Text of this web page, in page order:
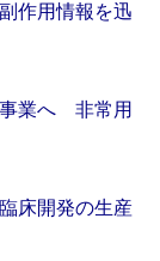
作用情報を迅
事業へ 非常用
床開発の生産